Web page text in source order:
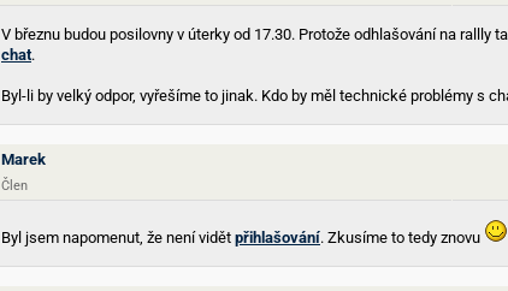
V březnu budou posilovny v úterky od 17.30. Protože odhlašování na rallly
chat.
Byl-li by velký odpor, vyřešíme to jinak. Kdo by měl technické problémy s
Marek
Člen
Byl jsem napomenut, že není vidět přihlašování. Zkusíme to tedy znovu